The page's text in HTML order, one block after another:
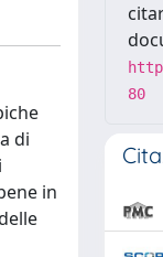
di
in
80